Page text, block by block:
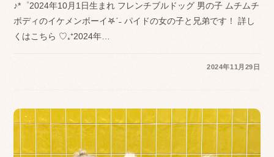
♪*゜2024年10月1日生まれ フレンチブルドッグ 男の子 ムチムチ
ボディのイケメンボーイ𖤐ˊ˗ パイドの女の子と兄弟です！ 詳し
くはこちら ♡₊⁺2024年…
2024年11月29日